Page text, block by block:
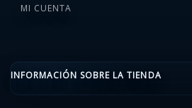
MI CUENTA
INFORMACIÓN SOBRE LA TIENDA